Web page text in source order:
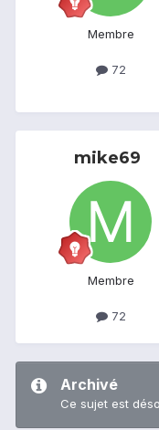
Membre
72
mike69
Membre
72
Archivé
Ce sujet est